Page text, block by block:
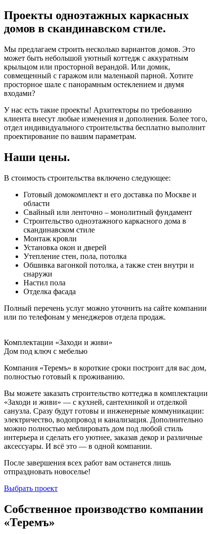
Проекты одноэтажных каркасных
домов в скандинавском стиле.
Мы предлагаем строить несколько вариантов домов. Это
может быть небольшой уютный коттедж с аккуратным
крыльцом или просторной верандой. Или домик,
совмещенный с гаражом или маленькой парной. Хотите
просторное шале с панорамным остеклением и двумя
входами?
У нас есть такие проекты! Архитекторы по требованию
клиента внесут любые изменения и дополнения. Более того,
отдел индивидуального строительства бесплатно выполнит
проектирование по вашим параметрам.
Наши цены.
В стоимость строительства включено следующее:
Готовый домокомплект и его доставка по Москве и
области
Свайный или ленточно – монолитный фундамент
Строительство одноэтажного каркасного дома в
скандинавском стиле
Монтаж кровли
Установка окон и дверей
Утепление стен, пола, потолка
Обшивка вагонкой потолка, а также стен внутри и
снаружи
Настил пола
Отделка фасада
Полный перечень услуг можно уточнить на сайте компании
или по телефонам у менеджеров отдела продаж.
Комплектации «Заходи и живи»
Дом под ключ с мебелью
Компания «Теремъ» в короткие сроки построит для вас дом,
полностью готовый к проживанию.
Вы можете заказать строительство коттеджа в комплектации
«Заходи и живи» — с кухней, сантехникой и отделкой
санузла. Сразу будут готовы и инженерные коммуникации:
электричество, водопровод и канализация. Дополнительно
можно полностью меблировать дом под любой стиль
интерьера и сделать его уютнее, заказав декор и различные
аксессуары. И всё это — в одной компании.
После завершения всех работ вам останется лишь
отпраздновать новоселье!
Выбрать проект
Собственное производство компании
«Теремъ»